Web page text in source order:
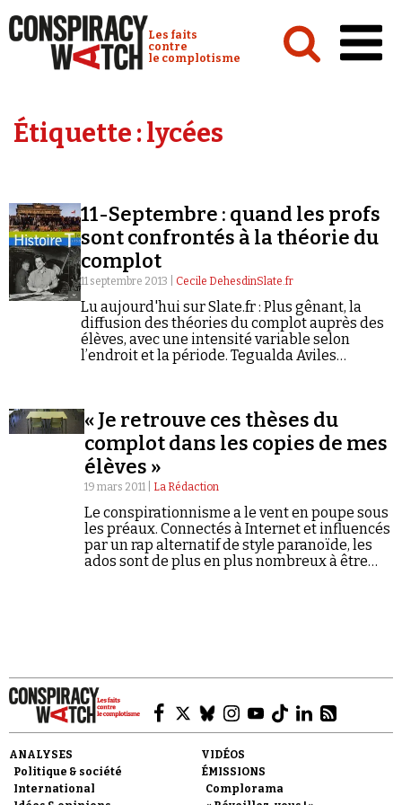
Conspiracy Watch :
Les faits
contre
le complotisme
Analyses
Vidéos
Émissions
Revues de presse
Faire un don
Étiquette :lycées
11-Septembre : quand les profs
sont confrontés à la théorie du
complot
11 septembre 2013 | Cecile DehesdinSlate.fr
Lu aujourd'hui sur Slate.fr : Plus gênant, la
diffusion des théories du complot auprès des
élèves, avec une intensité variable selon
l’endroit et la période. Tegualda Aviles
« Je retrouve ces thèses du
complot dans les copies de mes
élèves »
19 mars 2011 | La Rédaction
Le conspirationnisme a le vent en poupe sous
les préaux. Connectés à Internet et influencés
par un rap alternatif de style paranoïde, les
ados sont de plus en plus nombreux à être
ANALYSES
Politique & société
International
VIDÉOS
ÉMISSIONS
Complorama